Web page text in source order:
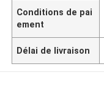
Conditions de pai
ement
Délai de livraison